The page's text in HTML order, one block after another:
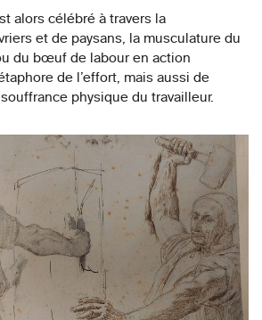
alors célébré à travers la
et de paysans, la musculature du
du bœuf de labour en action
de l’effort, mais aussi de
souffrance physique du travailleur.